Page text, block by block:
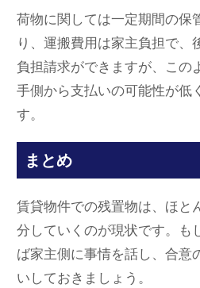
荷物に関しては一定期間の保
り、運搬費用は家主負担で、
負担請求ができますが、この
手側から支払いの可能性が低
す。
まとめ
賃貸物件での残置物は、ほと
分していくのが現状です。も
ば家主側に事情を話し、合意
いしておきましょう。